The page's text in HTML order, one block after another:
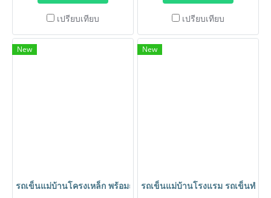
เปรียบเทียบ เปรียบเทียบ
New
รถเข็นแม่บ้านโครงเหล็ก พร้อมถุงผ้า รถเข็นทำความสะอาด รถเข็น
New
รถเข็นแม่บ้านโรงแรม รถเข็นทำค